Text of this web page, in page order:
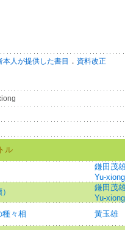
本人が提供した書目 ． 資料改正
ル
鎌田茂
Yu-
鎌田茂
Yu-
種々相
黃玉雄